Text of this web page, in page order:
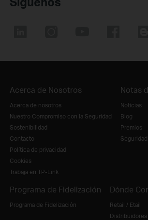
Acerca de Nosotros
Acerca de nosotros
Nuestro Compromiso con la Seguridad
Sostenibilidad
Contacto
Política de privacidad
Cookies
Trabaja en TP-Link
Notas
Noticias
Blog
Premios
Seguridad
Programa de Fidelización
Programa de Fidelización
Dónde
Retail / Etail
Distribuidores